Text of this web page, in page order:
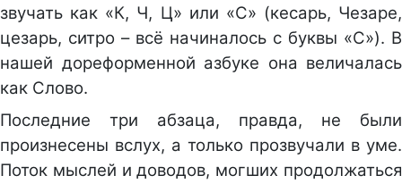
звучать как «К, Ч, Ц» или «С» (кесарь, Чезаре,
цезарь, ситро – всё начиналось с буквы «С»). В
нашей дореформенной азбуке она величалась
как Слово.
Последние три абзаца, правда, не были
произнесены вслух, а только прозвучали в уме.
Поток мыслей и доводов, могших продолжаться